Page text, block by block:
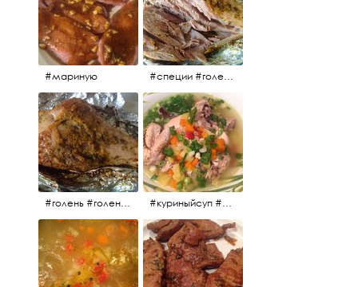
#мариную #специи #голень #голеньиндейки #индейка #мясо #еда #завтрак #голеньиндейкивфольге
#голень #голеньиндейки #голеньиндейкивфольге #индейка #завтрак #еда #мясо #куриныйсуп #еда #ужин #можнокушать